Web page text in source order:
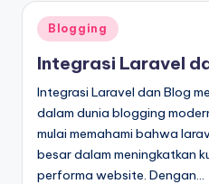
Posted
in
Blogging
Integrasi Laravel
Integrasi Laravel dan Blog
dalam dunia blogging
mulai memahami bahwa
besar dalam meningkatkan
performa website. Dengan…